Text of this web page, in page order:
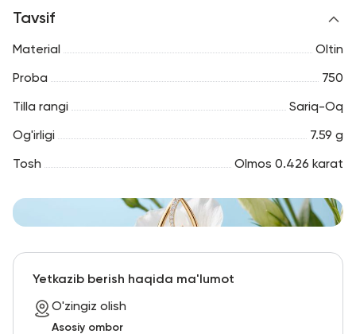
Tavsif
Material Oltin
Proba 750
Tilla rangi Sariq-Oq
Og'irligi 7.59 g
Tosh Olmos 0.426 karat
Yetkazib berish haqida ma'lumot
O'zingiz olish
Asosiy ombor